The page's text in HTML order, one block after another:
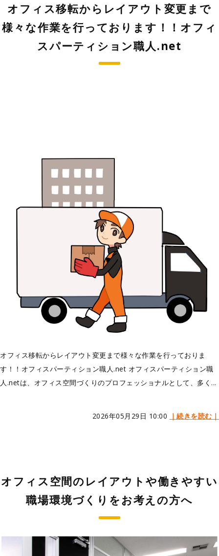
オフィス移転からレイアウト変更まで
様々な作業を行っております！！オフィ
スパーティション職人.net
オフィス移転からレイアウト変更まで様々な作業を行っておりま
す！！オフィスパーティション職人.net オフィスパーティション職
人.netは、オフィス空間づくりのプロフェッショナルとして、多く...
2026年05月29日 10:00 ｜続きを読む｜
オフィス空間のレイアウトや働きやすい
職場環境づくりをお考えの方へ